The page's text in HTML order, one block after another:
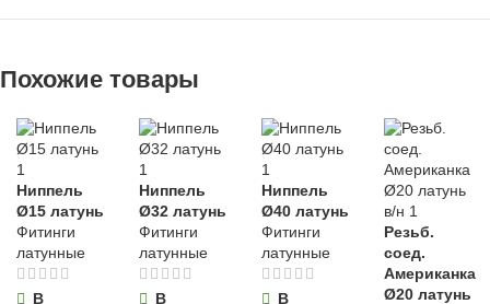
Похожие товары
Ниппель
Ø15 латунь
Фитинги
латунные
В
Ниппель
Ø32 латунь
Фитинги
латунные
В
Ниппель
Ø40 латунь
Фитинги
латунные
В
Резьб.
соед.
Американка
Ø20 латунь